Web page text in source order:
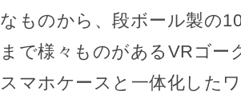
なものから、段ボール製の
まで様々ものがあるVRゴー
スマホケースと一体化した